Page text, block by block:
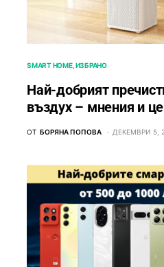
SMART HOME ИЗБРАНО
Най-добрият
въздух – мнения и
ОТ БОРЯНА ПОПОВА ДЕКЕМВРИ 5,